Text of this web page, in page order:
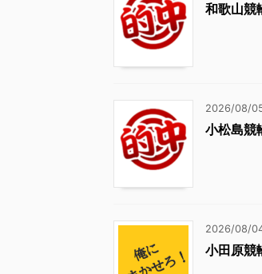
和歌山競
2026/08/
小松島競
2026/08/
小田原競